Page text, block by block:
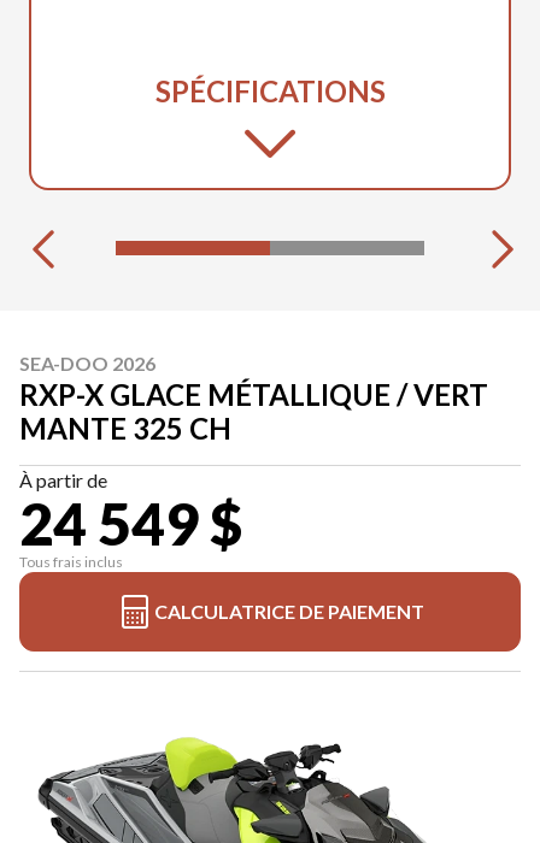
SPÉCIFICATIONS
SEA-DOO 2026
RXP-X GLACE MÉTALLIQUE / VERT
MANTE 325 CH
À partir de
24 549 $
Tous frais inclus
CALCULATRICE DE PAIEMENT